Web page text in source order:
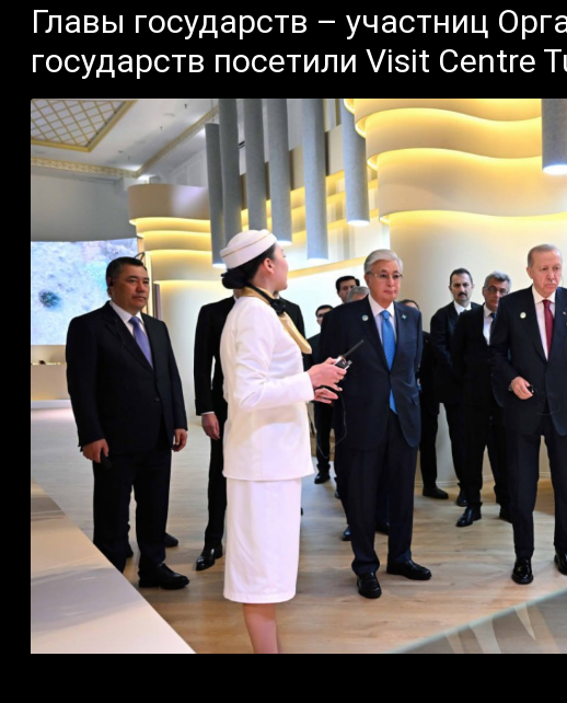
Главы государств – участниц
государств посетили Visit Centre